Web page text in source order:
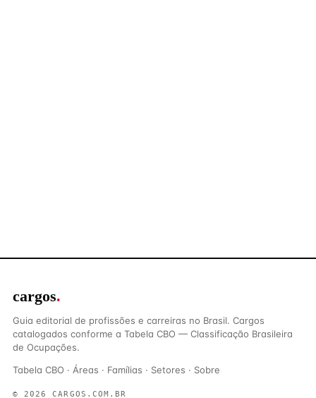
cargos.
Guia editorial de profissões e carreiras no Brasil. Cargos
catalogados conforme a Tabela CBO — Classificação Brasileira
de Ocupações.
Tabela CBO · Áreas · Famílias · Setores · Sobre
© 2026 CARGOS.COM.BR